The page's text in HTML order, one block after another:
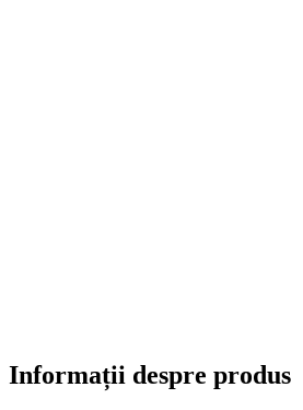
Informații despre produs